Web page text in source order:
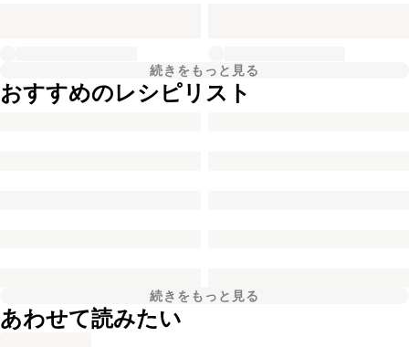
続きをもっと見る
おすすめのレシピリスト
続きをもっと見る
あわせて読みたい